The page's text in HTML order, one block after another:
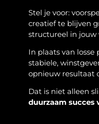
Stel je voor:
creatief te blijven
structureel in jouw
In plaats van losse
stabiele,
opnieuw resultaat
Dat is niet alleen
duurzaam succes